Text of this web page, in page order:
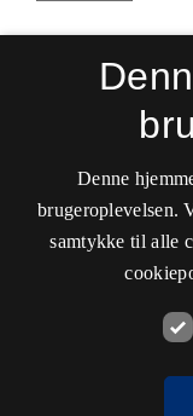
Sprogforum.
kulturpædagogik
ISSN 0909-9328
ISSN 1399-8617
Det
Denne
brugeroplevelsen.
samtykke til alle